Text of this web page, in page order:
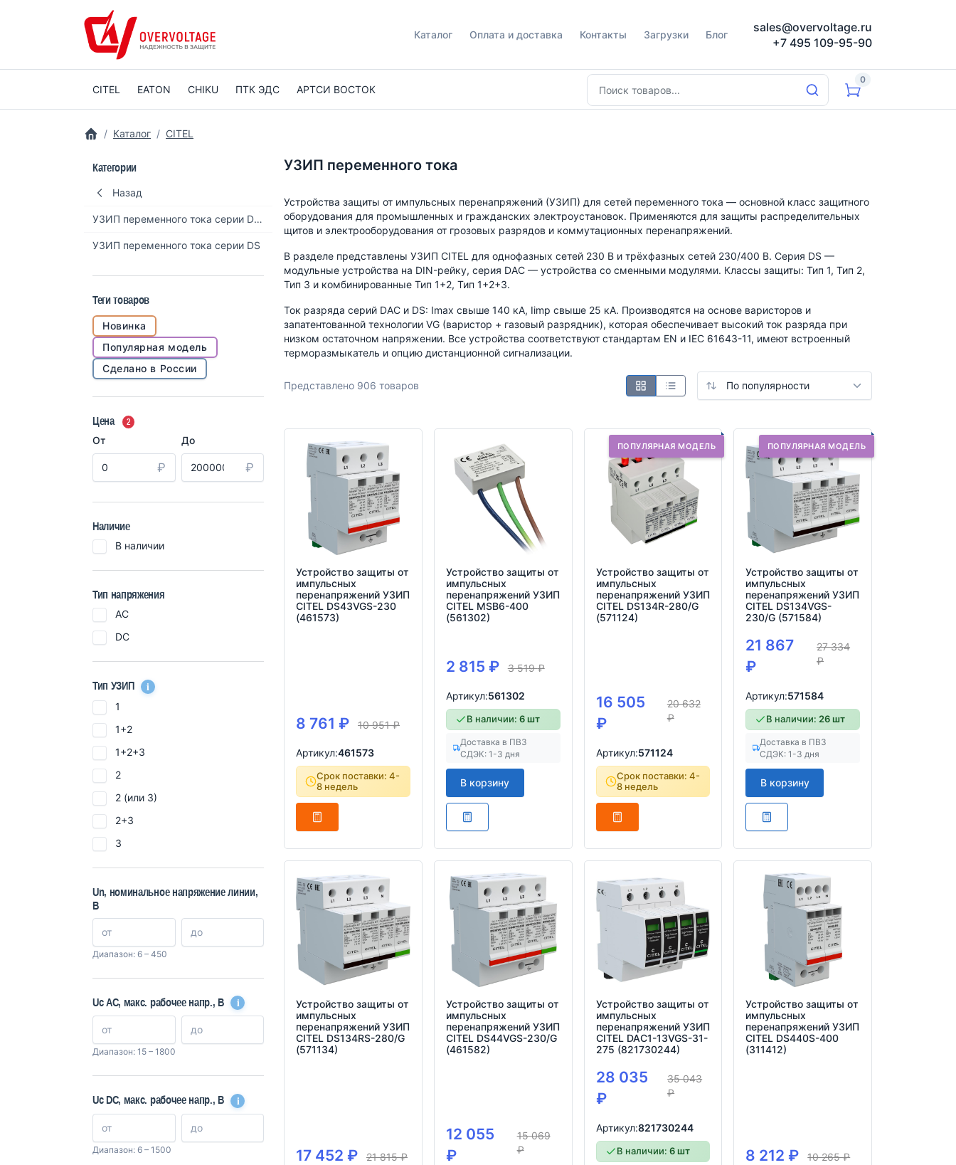
Каталог Оплата и доставка Контакты Загрузки Блог
sales@overvoltage.ru
+7 495 109-95-90
CITEL EATON CHIKU ПТК ЭДС АРТСИ ВОСТОК
0
Каталог CITEL
Категории
Назад
УЗИП переменного тока серии DAC
УЗИП переменного тока серии DS
Теги товаров
Новинка
Популярная модель
Сделано в России
Цена 2
От
₽
До
₽
Наличие
В наличии
Тип напряжения
AC
DC
Тип УЗИП i
1
1+2
1+2+3
2
2 (или 3)
2+3
3
Un, номинальное напряжение линии,
В
Диапазон: 6 – 450
Uc AC, макс. рабочее напр., В i
Диапазон: 15 – 1800
Uc DC, макс. рабочее напр., В i
Диапазон: 6 – 1500
УЗИП переменного тока
Устройства защиты от импульсных перенапряжений (УЗИП) для сетей переменного тока — основной класс защитного
оборудования для промышленных и гражданских электроустановок. Применяются для защиты распределительных
щитов и электрооборудования от грозовых разрядов и коммутационных перенапряжений.
В разделе представлены УЗИП CITEL для однофазных сетей 230 В и трёхфазных сетей 230/400 В. Серия DS —
модульные устройства на DIN-рейку, серия DAC — устройства со сменными модулями. Классы защиты: Тип 1, Тип 2,
Тип 3 и комбинированные Тип 1+2, Тип 1+2+3.
Ток разряда серий DAC и DS: Imax свыше 140 кА, Iimp свыше 25 кА. Производятся на основе варисторов и
запатентованной технологии VG (варистор + газовый разрядник), которая обеспечивает высокий ток разряда при
низком остаточном напряжении. Все устройства соответствуют стандартам EN и IEC 61643-11, имеют встроенный
терморазмыкатель и опцию дистанционной сигнализации.
Представлено 906 товаров
Устройство защиты от
импульсных
перенапряжений УЗИП
CITEL DS43VGS-230
(461573)
8 761 ₽ 10 951₽
Артикул:461573
Срок поставки: 4-
8 недель
Устройство защиты от
импульсных
перенапряжений УЗИП
CITEL MSB6-400
(561302)
2 815 ₽ 3 519₽
Артикул:561302
В наличии: 6 шт
Доставка в ПВЗ
СДЭК: 1-3 дня
В корзину
ПОПУЛЯРНАЯ МОДЕЛЬ
Устройство защиты от
импульсных
перенапряжений УЗИП
CITEL DS134R-280/G
(571124)
16 505
₽
20 632
₽
Артикул:571124
Срок поставки: 4-
8 недель
ПОПУЛЯРНАЯ МОДЕЛЬ
Устройство защиты от
импульсных
перенапряжений УЗИП
CITEL DS134VGS-
230/G (571584)
21 867
₽
27 334
₽
Артикул:571584
В наличии:26 шт
Доставка в ПВЗ
СДЭК: 1-3 дня
В корзину
Устройство защиты от
импульсных
перенапряжений УЗИП
CITEL DS134RS-280/G
(571134)
17 452 ₽ 21 815₽
Устройство защиты от
импульсных
перенапряжений УЗИП
CITEL DS44VGS-230/G
(461582)
12 055
₽
15 069
₽
Устройство защиты от
импульсных
перенапряжений УЗИП
CITEL DAC1-13VGS-31-
275 (821730244)
28 035
₽
35 043
₽
Артикул:821730244
В наличии: 6 шт
Устройство защиты от
импульсных
перенапряжений УЗИП
CITEL DS440S-400
(311412)
8 212 ₽ 10 265₽